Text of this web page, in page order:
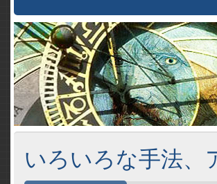
いろいろな手法、